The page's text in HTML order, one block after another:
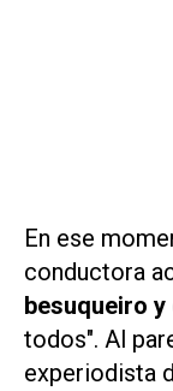
En ese
conductora
besuqueiro y
todos". Al
experiodista